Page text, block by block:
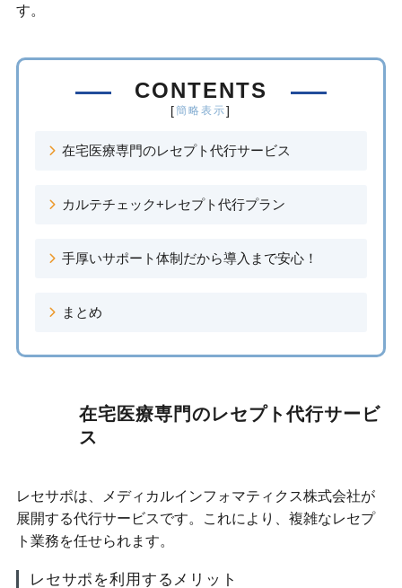
す。
CONTENTS
[簡略表示]
在宅医療専門のレセプト代行サービス
カルテチェック+レセプト代行プラン
手厚いサポート体制だから導入まで安心！
まとめ
在宅医療専門のレセプト代行サービ
ス
レセサポは、メディカルインフォマティクス株式会社が
展開する代行サービスです。これにより、複雑なレセプ
ト業務を任せられます。
レセサポを利用するメリット